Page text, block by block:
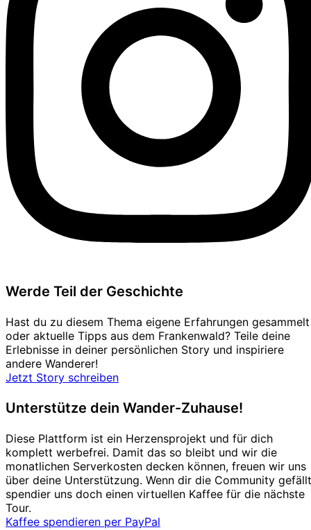
Werde Teil der Geschichte
Hast du zu diesem Thema eigene Erfahrungen gesammelt
oder aktuelle Tipps aus dem Frankenwald? Teile deine
Erlebnisse in deiner persönlichen Story und inspiriere
andere Wanderer!
Jetzt Story schreiben
Unterstütze dein Wander-Zuhause!
Diese Plattform ist ein Herzensprojekt und für dich
komplett werbefrei. Damit das so bleibt und wir die
monatlichen Serverkosten decken können, freuen wir uns
über deine Unterstützung. Wenn dir die Community
spendier uns doch einen virtuellen Kaffee für die nächste
Tour.
Kaffee spendieren per PayPal